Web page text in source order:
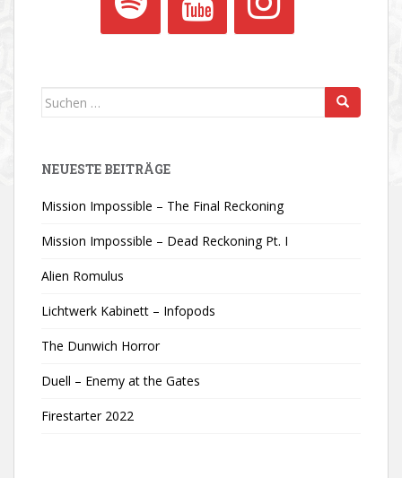
Suchen
NEUESTE BEITRÄGE
Mission Impossible – The Final Reckoning
Mission Impossible – Dead Reckoning Pt. I
Alien Romulus
Lichtwerk Kabinett – Infopods
The Dunwich Horror
Duell – Enemy at the Gates
Firestarter 2022